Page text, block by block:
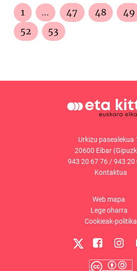
1 ... 47 48 49
52
53
Urkizu pasealekua
20600 Eibar
943 20 67 76 /943 20
Kontaktua
Web mapa
Lege oharra
Cookieak-politika